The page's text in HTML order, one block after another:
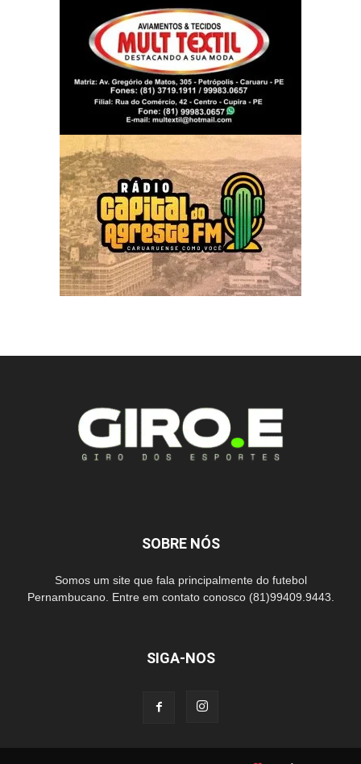
SOBRE NÓS
Somos um site que fala principalmente do futebol
Pernambucano. Entre em contato conosco (81)99409.9443.
SIGA-NOS